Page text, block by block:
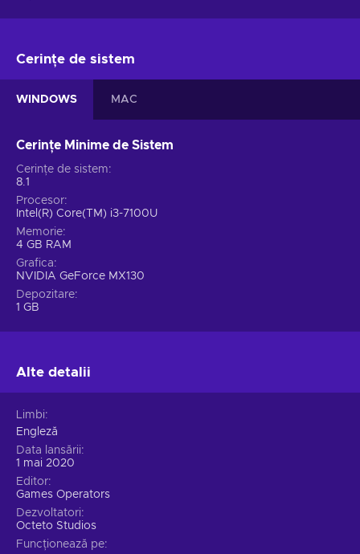
Cerințe de sistem
WINDOWS MAC
Cerințe Minime de Sistem
Cerințe de sistem
8.1
Procesor
Intel(R) Core(TM) i3-7100U
Memorie
4 GB RAM
Grafica
NVIDIA GeForce MX130
Depozitare
1 GB
Alte detalii
Limbi
Engleză
Data lansării
1 mai 2020
Editor
Games Operators
Dezvoltatori
Octeto Studios
Funcționează pe